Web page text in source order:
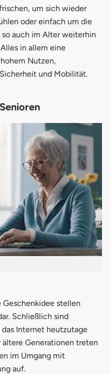
um sich wieder
oder einfach um die
so auch im Alter weiterhin
in allem eine
Nutzen,
und Mobilität.
Geschenkidee stellen
Schließlich sind
Internet heutzutage
Generationen treten
im Umgang mit
auf.